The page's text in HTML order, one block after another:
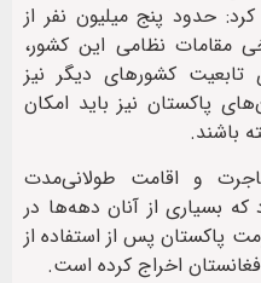
حدود پنج میلیون نفر از
مقامات نظامی این کشور،
تابعیت کشورهای دیگر نیز
پاکستان نیز باید امکان
باشند.
و اقامت طولانی‌مدت
بسیاری از آنان دهه‌ها در
پاکستان پس از استفاده از
اخراج کرده است.